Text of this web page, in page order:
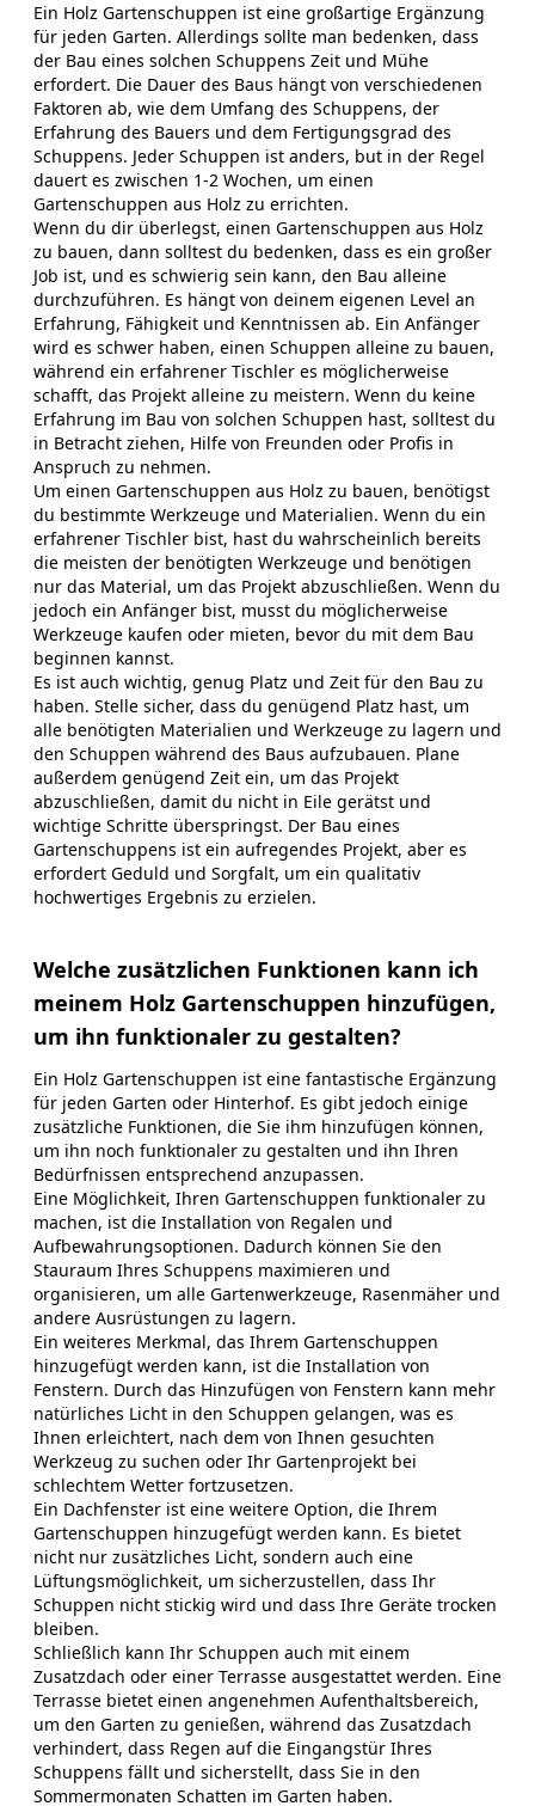
Ein Holz Gartenschuppen ist eine großartige Ergänzung
für jeden Garten. Allerdings sollte man bedenken, dass
der Bau eines solchen Schuppens Zeit und Mühe
erfordert. Die Dauer des Baus hängt von verschiedenen
Faktoren ab, wie dem Umfang des Schuppens, der
Erfahrung des Bauers und dem Fertigungsgrad des
Schuppens. Jeder Schuppen ist anders, but in der Regel
dauert es zwischen 1-2 Wochen, um einen
Gartenschuppen aus Holz zu errichten.
Wenn du dir überlegst, einen Gartenschuppen aus Holz
zu bauen, dann solltest du bedenken, dass es ein großer
Job ist, und es schwierig sein kann, den Bau alleine
durchzuführen. Es hängt von deinem eigenen Level an
Erfahrung, Fähigkeit und Kenntnissen ab. Ein Anfänger
wird es schwer haben, einen Schuppen alleine zu bauen,
während ein erfahrener Tischler es möglicherweise
schafft, das Projekt alleine zu meistern. Wenn du keine
Erfahrung im Bau von solchen Schuppen hast, solltest du
in Betracht ziehen, Hilfe von Freunden oder Profis in
Anspruch zu nehmen.
Um einen Gartenschuppen aus Holz zu bauen, benötigst
du bestimmte Werkzeuge und Materialien. Wenn du ein
erfahrener Tischler bist, hast du wahrscheinlich bereits
die meisten der benötigten Werkzeuge und benötigen
nur das Material, um das Projekt abzuschließen. Wenn du
jedoch ein Anfänger bist, musst du möglicherweise
Werkzeuge kaufen oder mieten, bevor du mit dem Bau
beginnen kannst.
Es ist auch wichtig, genug Platz und Zeit für den Bau zu
haben. Stelle sicher, dass du genügend Platz hast, um
alle benötigten Materialien und Werkzeuge zu lagern und
den Schuppen während des Baus aufzubauen. Plane
außerdem genügend Zeit ein, um das Projekt
abzuschließen, damit du nicht in Eile gerätst und
wichtige Schritte überspringst. Der Bau eines
Gartenschuppens ist ein aufregendes Projekt, aber es
erfordert Geduld und Sorgfalt, um ein qualitativ
hochwertiges Ergebnis zu erzielen.
Welche zusätzlichen Funktionen kann ich
meinem Holz Gartenschuppen hinzufügen,
um ihn funktionaler zu gestalten?
Ein Holz Gartenschuppen ist eine fantastische Ergänzung
für jeden Garten oder Hinterhof. Es gibt jedoch einige
zusätzliche Funktionen, die Sie ihm hinzufügen können,
um ihn noch funktionaler zu gestalten und ihn Ihren
Bedürfnissen entsprechend anzupassen.
Eine Möglichkeit, Ihren Gartenschuppen funktionaler zu
machen, ist die Installation von Regalen und
Aufbewahrungsoptionen. Dadurch können Sie den
Stauraum Ihres Schuppens maximieren und
organisieren, um alle Gartenwerkzeuge, Rasenmäher und
andere Ausrüstungen zu lagern.
Ein weiteres Merkmal, das Ihrem Gartenschuppen
hinzugefügt werden kann, ist die Installation von
Fenstern. Durch das Hinzufügen von Fenstern kann mehr
natürliches Licht in den Schuppen gelangen, was es
Ihnen erleichtert, nach dem von Ihnen gesuchten
Werkzeug zu suchen oder Ihr Gartenprojekt bei
schlechtem Wetter fortzusetzen.
Ein Dachfenster ist eine weitere Option, die Ihrem
Gartenschuppen hinzugefügt werden kann. Es bietet
nicht nur zusätzliches Licht, sondern auch eine
Lüftungsmöglichkeit, um sicherzustellen, dass Ihr
Schuppen nicht stickig wird und dass Ihre Geräte trocken
bleiben.
Schließlich kann Ihr Schuppen auch mit einem
Zusatzdach oder einer Terrasse ausgestattet werden. Eine
Terrasse bietet einen angenehmen Aufenthaltsbereich,
um den Garten zu genießen, während das Zusatzdach
verhindert, dass Regen auf die Eingangstür Ihres
Schuppens fällt und sicherstellt, dass Sie in den
Sommermonaten Schatten im Garten haben.